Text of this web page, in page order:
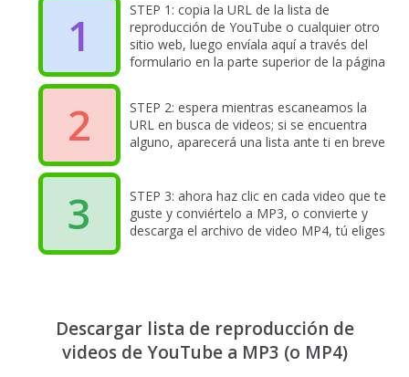
1
STEP 1: copia la URL de la lista de
reproducción de YouTube o cualquier otro
sitio web, luego envíala aquí a través del
formulario en la parte superior de la página
2
STEP 2: espera mientras escaneamos la
URL en busca de videos; si se encuentra
alguno, aparecerá una lista ante ti en breve
3
STEP 3: ahora haz clic en cada video que te
guste y conviértelo a MP3, o convierte y
descarga el archivo de video MP4, tú eliges
Descargar lista de reproducción de
videos de YouTube a MP3 (o MP4)